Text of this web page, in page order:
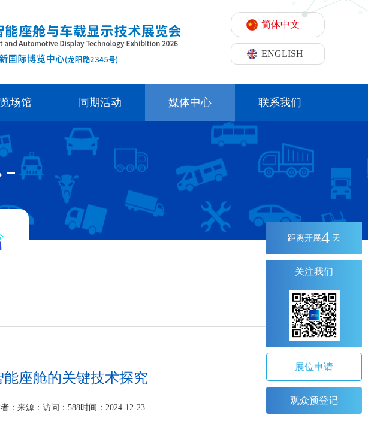
简体中文
ENGLISH
场馆 同期活动 媒体中心 联系我们
能座舱的关键技术探究
： 来源： 访问：588时间：2024-12-23
距离开展4 天
关注我们
展位申请
观众预登记